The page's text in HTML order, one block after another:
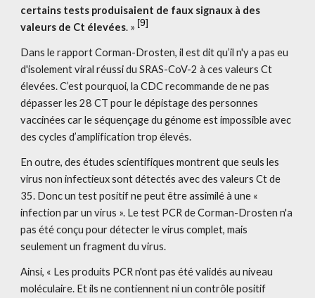
certains tests produisaient de faux signaux à des
valeurs de Ct élevées. » [9]
Dans le rapport Corman-Drosten, il est dit qu’il n'y a pas eu
d'isolement viral réussi du SRAS-CoV-2 à ces valeurs Ct
élevées. C’est pourquoi, la CDC recommande de ne pas
dépasser les 28 CT pour le dépistage des personnes
vaccinées car le séquençage du génome est impossible avec
des cycles d’amplification trop élevés.
En outre, des études scientifiques montrent que seuls les
virus non infectieux sont détectés avec des valeurs Ct de
35. Donc un test positif ne peut être assimilé à une «
infection par un virus ». Le test PCR de Corman-Drosten n'a
pas été conçu pour détecter le virus complet, mais
seulement un fragment du virus.
Ainsi, « Les produits PCR n'ont pas été validés au niveau
moléculaire. Et ils ne contiennent ni un contrôle positif